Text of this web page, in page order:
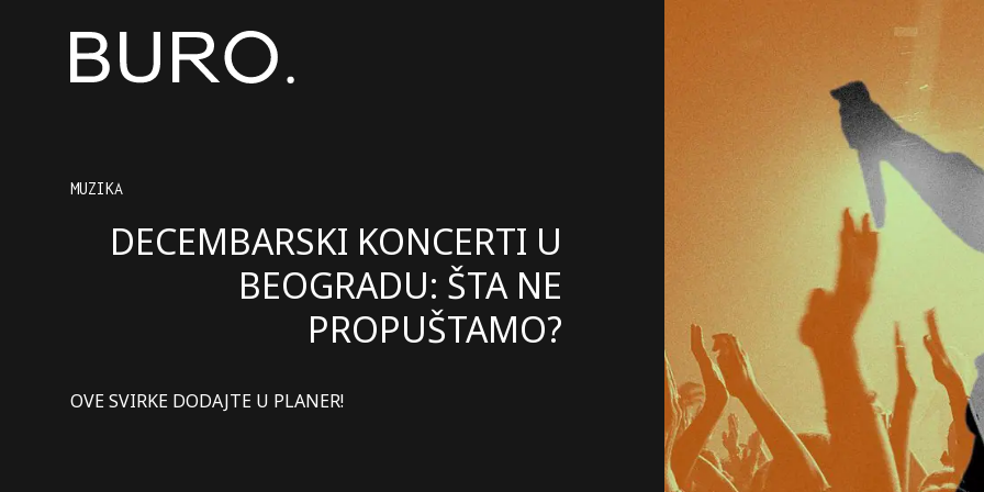
MUZIKA
DECEMBARSKI KONCERTI U
BEOGRADU: ŠTA NE
PROPUŠTAMO?
OVE SVIRKE DODAJTE U PLANER!